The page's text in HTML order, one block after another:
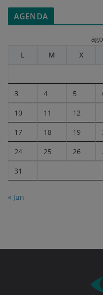
AGENDA
L
M X
3 4 5
10 11 12
17 18 19
24 25 26
31
« Jun